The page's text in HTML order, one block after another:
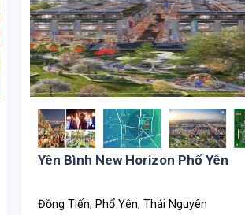
Yên Bình New Horizon Phổ Yên
Đồng Tiến, Phổ Yên, Thái Nguyên